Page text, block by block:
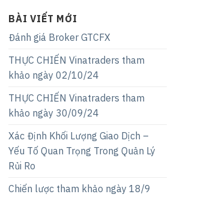
BÀI VIẾT MỚI
Đánh giá Broker GTCFX
THỰC CHIẾN Vinatraders tham
khảo ngày 02/10/24
THỰC CHIẾN Vinatraders tham
khảo ngày 30/09/24
Xác Định Khối Lượng Giao Dịch –
Yếu Tố Quan Trọng Trong Quản Lý
Rủi Ro
Chiến lược tham khảo ngày 18/9